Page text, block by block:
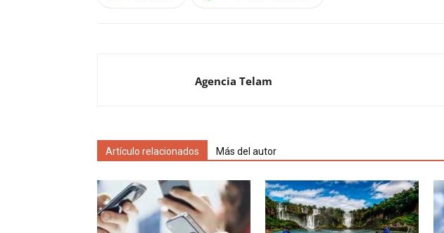
Agencia Telam
Artículo relacionados Más del autor